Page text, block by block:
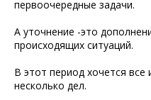
первоочередные задачи.
А уточнение -это
происходящих ситуаций.
В этот период хочется все
несколько дел.